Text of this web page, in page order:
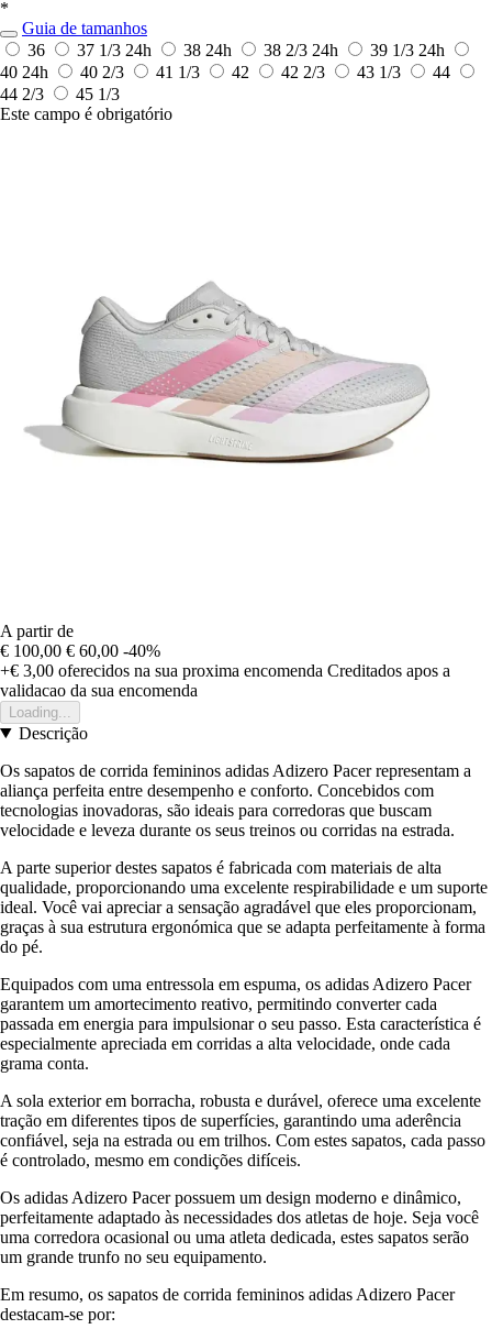
*
Guia de tamanhos
36
37 1/3 24h 38 24h 38 2/3 24h 39 1/3 24h
40 24h 40 2/3 41 1/3 42 42 2/3 43 1/3
44
44 2/3
45 1/3
Este campo é obrigatório
A partir de
€ 100,00 € 60,00 -40%
+€ 3,00 oferecidos na sua proxima encomenda Creditados apos a
validacao da sua encomenda
Loading...
Descrição
Os sapatos de corrida femininos adidas Adizero Pacer representam a
aliança perfeita entre desempenho e conforto. Concebidos com
tecnologias inovadoras, são ideais para corredoras que buscam
velocidade e leveza durante os seus treinos ou corridas na estrada.
A parte superior destes sapatos é fabricada com materiais de alta
qualidade, proporcionando uma excelente respirabilidade e um suporte
ideal. Você vai apreciar a sensação agradável que eles proporcionam,
graças à sua estrutura ergonómica que se adapta perfeitamente à forma
do pé.
Equipados com uma entressola em espuma, os adidas Adizero Pacer
garantem um amortecimento reativo, permitindo converter cada
passada em energia para impulsionar o seu passo. Esta característica é
especialmente apreciada em corridas a alta velocidade, onde cada
grama conta.
A sola exterior em borracha, robusta e durável, oferece uma excelente
tração em diferentes tipos de superfícies, garantindo uma aderência
confiável, seja na estrada ou em trilhos. Com estes sapatos, cada passo
é controlado, mesmo em condições difíceis.
Os adidas Adizero Pacer possuem um design moderno e dinâmico,
perfeitamente adaptado às necessidades dos atletas de hoje. Seja você
uma corredora ocasional ou uma atleta dedicada, estes sapatos serão
um grande trunfo no seu equipamento.
Em resumo, os sapatos de corrida femininos adidas Adizero Pacer
destacam-se por: